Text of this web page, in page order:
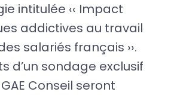
intitulée ‹‹ Impact
addictives au travail
salariés français ››.
d’un sondage exclusif
Conseil seront